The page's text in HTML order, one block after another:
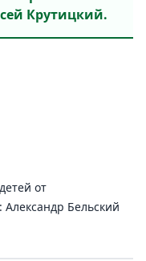
Крутицкий.
от
Бельский